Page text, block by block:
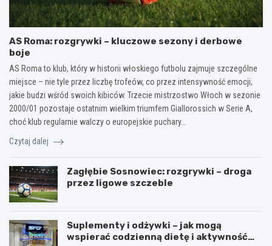
AS Roma: rozgrywki – kluczowe sezony i derbowe
boje
AS Roma to klub, który w historii włoskiego futbolu zajmuje szczególne
miejsce – nie tyle przez liczbę trofeów, co przez intensywność emocji,
jakie budzi wśród swoich kibiców. Trzecie mistrzostwo Włoch w sezonie
2000/01 pozostaje ostatnim wielkim triumfem Giallorossich w Serie A,
choć klub regularnie walczy o europejskie puchary…
Czytaj dalej
Zagłębie Sosnowiec: rozgrywki – droga
przez ligowe szczeble
Suplementy i odżywki – jak mogą
wspierać codzienną dietę i aktywność